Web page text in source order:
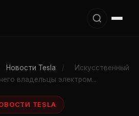
Новости Tesla /
Искусственный
владельцы электром...
TESLA